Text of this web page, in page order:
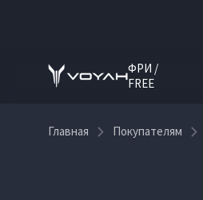
ФРИ /
FREE
Главная Покупателям